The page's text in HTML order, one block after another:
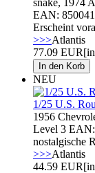
EAN:
Erscheint
>>>Atlantis
77.09 EUR
NEU
1/25 U.S.
1956
Level 3 EAN:
nostalgische
>>>Atlantis
44.59 EUR